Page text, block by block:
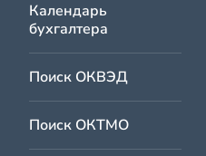
Календарь
бухгалтера
Поиск ОКВЭД
Поиск ОКТМО